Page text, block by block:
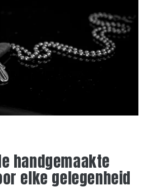
handgemaakte
elke gelegenheid